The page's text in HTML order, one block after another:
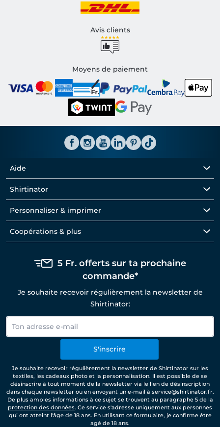
Avis clients
Moyens de paiement
Aide
Shirtinator
Personnaliser & imprimer
Coopérations & plus
5 Fr. offerts sur ta prochaine
commande*
Je souhaite recevoir régulièrement la newsletter de
Shirtinator:
S'inscrire
Je souhaite recevoir régulièrement la newsletter de Shirtinator sur les
textiles, les cadeaux photo et la personnalisation. Il est possible de se
désinscrire à tout moment de la newsletter via le lien de désinscription
dans chaque newsletter ou en envoyant un e-mail à service@shirtinator.fr.
De plus amples informations à ce sujet se trouvent au paragraphe 5 de la
protection des données. Ce service s'adresse uniquement aux personnes
qui ont atteint l'âge de 18 ans. En utilisant ce formulaire, je confirme être
agé de 18 ans.